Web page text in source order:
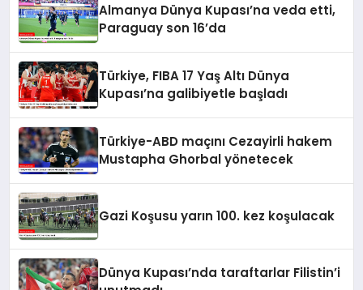
Almanya Dünya Kupası’na veda etti,
Paraguay son 16’da
Türkiye, FIBA 17 Yaş Altı Dünya
Kupası’na galibiyetle başladı
Türkiye-ABD maçını Cezayirli hakem
Mustapha Ghorbal yönetecek
Gazi Koşusu yarın 100. kez koşulacak
Dünya Kupası’nda taraftarlar Filistin’i